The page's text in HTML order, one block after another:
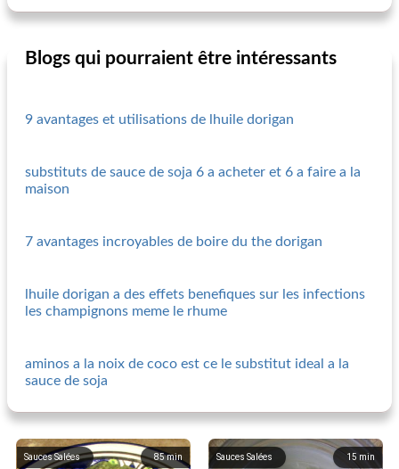
Blogs qui pourraient être intéressants
9 avantages et utilisations de lhuile dorigan
substituts de sauce de soja 6 a acheter et 6 a faire a la
maison
7 avantages incroyables de boire du the dorigan
lhuile dorigan a des effets benefiques sur les infections
les champignons meme le rhume
aminos a la noix de coco est ce le substitut ideal a la
sauce de soja
85min
Sauces Salées 15 min
Sauces Salées